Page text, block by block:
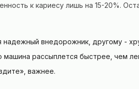
к кариесу лишь на 15-20%.
внедорожник, другому -
машина рассыплется быстрее, чем
важнее.